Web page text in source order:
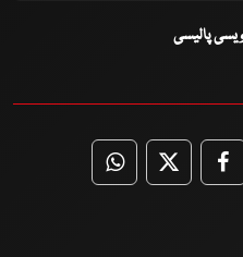
پالیسی
WhatsApp
Twitter